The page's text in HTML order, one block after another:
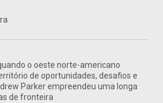
o oeste norte-americano
de oportunidades, desafios e
Parker empreendeu uma longa
de fronteira